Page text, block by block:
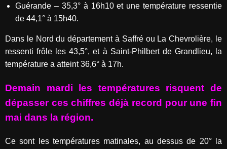
Guérande – 35,3° à 16h10 et une température ressentie
de 44,1° à 15h40.
Dans le Nord du département à Saffré ou La Chevrolière, le
ressenti frôle les 43,5°, et à Saint-Philbert de Grandlieu, la
température a atteint 36,6° à 17h.
Demain mardi les températures risquent de
dépasser ces chiffres déjà record pour une fin
mai dans la région.
Ce sont les températures matinales, au dessus de 20° la